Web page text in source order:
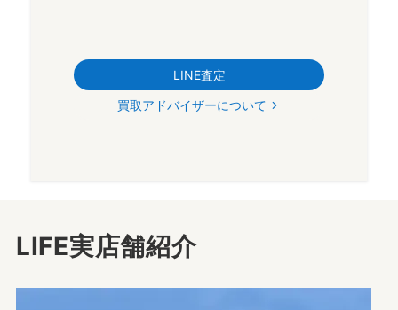
LINE査定
買取アドバイザーについて
LIFE実店舗紹介